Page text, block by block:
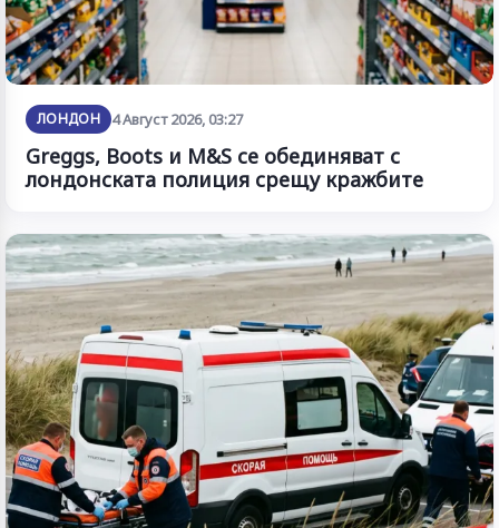
ЛОНДОН 4 Август 2026, 03:27
Greggs, Boots и M&S се обединяват с
лондонската полиция срещу кражбите